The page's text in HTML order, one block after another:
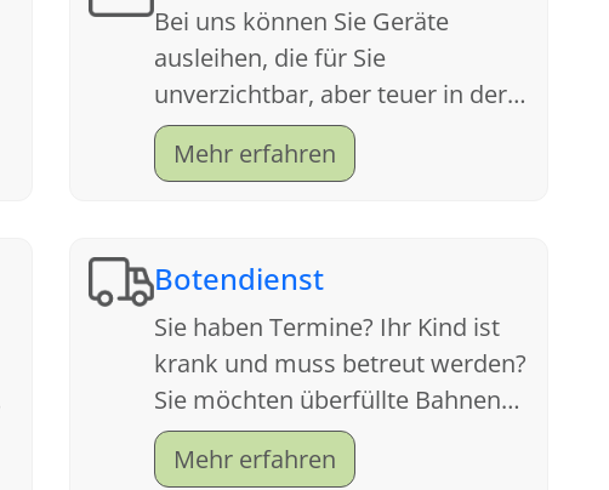
Bei uns können Sie Geräte
ausleihen, die für Sie
unverzichtbar, aber teuer in der
Anschaffung sind. Sprechen Sie
uns an, wir beraten Sie gern.
Mehr erfahren
Botendienst
Sie haben Termine? Ihr Kind ist
krank und muss betreut werden?
Sie möchten überfüllte Bahnen
meiden und sich die
nervenzehrende Parkplatzsuche
Mehr erfahren